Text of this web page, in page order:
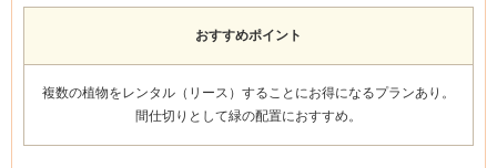
おすすめポイント
複数の植物をレンタル（リース）することにお得になるプランあり 。
間仕切りとして緑の配置におすすめ。